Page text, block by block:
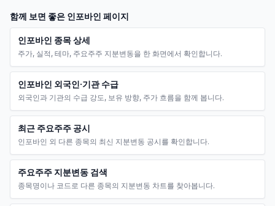
함께 보면 좋은 인포바인 페이지
인포바인 종목 상세
주가, 실적, 테마, 주요주주 지분변동을 한 화면에서 확인합니다.
인포바인 외국인·기관 수급
외국인과 기관의 수급 강도, 보유 방향, 주가 흐름을 함께 봅니다.
최근 주요주주 공시
인포바인 외 다른 종목의 최신 지분변동 공시를 확인합니다.
주요주주 지분변동 검색
종목명이나 코드로 다른 종목의 지분변동 차트를 찾아봅니다.